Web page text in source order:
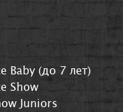
Baby (до 7 лет)
Show
Juniors